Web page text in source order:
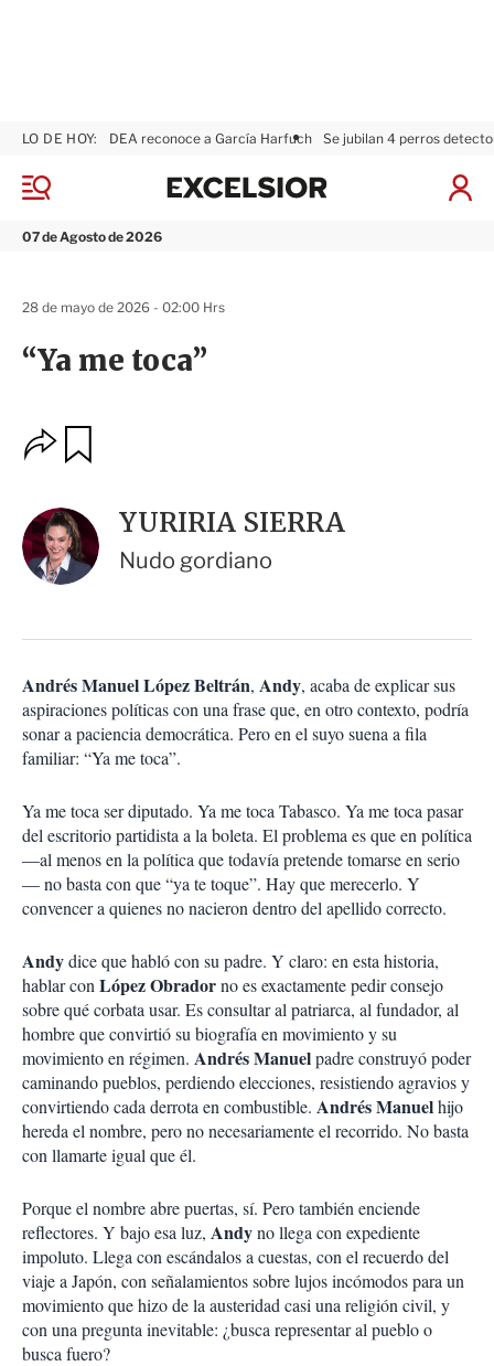
M
n
07 de Agosto de 2026
LO DE HOY: DEA reconoce a García Harfuch Se jubilan 4 perros
I
x
“Ya me toca”
28 de mayo de 2026 - 02:00 Hrs
O
p
o
n
e
s
c
m
p
a
r
t
r
a
r
YURIRIA SIERRA
Nudo gordiano
Andrés Manuel López Beltrán, Andy, acaba de explicar sus
aspiraciones políticas con una frase que, en otro contexto, podría
sonar a paciencia democrática. Pero en el suyo suena a fila
familiar: “Ya me toca”.
Ya me toca ser diputado. Ya me toca Tabasco. Ya me toca pasar
del escritorio partidista a la boleta. El problema es que en política
—al menos en la política que todavía pretende tomarse en serio
— no basta con que “ya te toque”. Hay que merecerlo. Y
convencer a quienes no nacieron dentro del apellido correcto.
Andydice que habló con su padre. Y claro: en esta historia,
hablar con López Obradorno es exactamente pedir consejo
sobre qué corbata usar. Es consultar al patriarca, al fundador, al
hombre que convirtió su biografía en movimiento y su
movimiento en régimen. Andrés Manuelpadre construyó poder
caminando pueblos, perdiendo elecciones, resistiendo agravios y
convirtiendo cada derrota en combustible. Andrés Manuelhijo
hereda el nombre, pero no necesariamente el recorrido. No basta
con llamarte igual que él.
Porque el nombre abre puertas, sí. Pero también enciende
reflectores. Y bajo esa luz, Andyno llega con expediente
impoluto. Llega con escándalos a cuestas, con el recuerdo del
viaje a Japón, con señalamientos sobre lujos incómodos para un
movimiento que hizo de la austeridad casi una religión civil, y
con una pregunta inevitable: ¿busca representar al pueblo o
busca fuero?